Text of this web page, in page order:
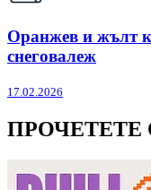
Оранжев и жълт
снеговалеж
17.02.2026